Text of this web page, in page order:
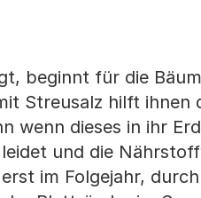
beginnt für die
Streusalz hilft ihnen
wenn dieses in ihr
und die
im Folgejahr,